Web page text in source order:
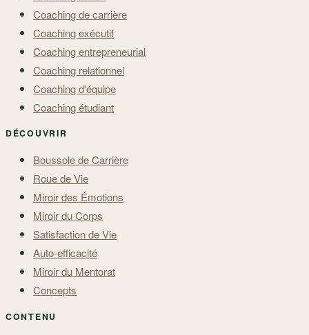
Coaching de carrière
Coaching exécutif
Coaching entrepreneurial
Coaching relationnel
Coaching d'équipe
Coaching étudiant
DÉCOUVRIR
Boussole de Carrière
Roue de Vie
Miroir des Émotions
Miroir du Corps
Satisfaction de Vie
Auto-efficacité
Miroir du Mentorat
Concepts
CONTENU